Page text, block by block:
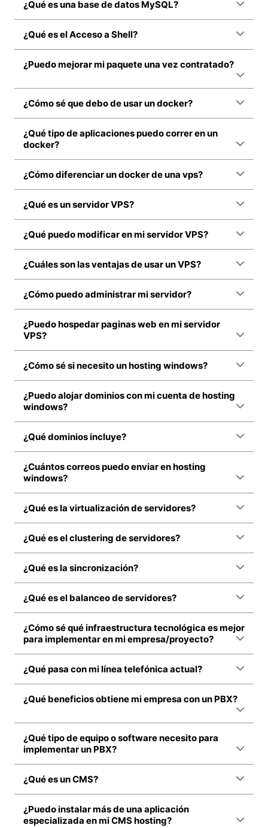
¿Qué es una base de datos MySQL?
¿Qué es el Acceso a Shell?
¿Puedo mejorar mi paquete una vez contratado?
¿Cómo sé que debo de usar un docker?
¿Qué tipo de aplicaciones puedo correr en un
docker?
¿Cómo diferenciar un docker de una vps?
¿Qué es un servidor VPS?
¿Qué puedo modificar en mi servidor VPS?
¿Cuáles son las ventajas de usar un VPS?
¿Cómo puedo administrar mi servidor?
¿Puedo hospedar paginas web en mi servidor
VPS?
¿Cómo sé si necesito un hosting windows?
¿Puedo alojar dominios con mi cuenta de hosting
windows?
¿Qué dominios incluye?
¿Cuántos correos puedo enviar en hosting
windows?
¿Qué es la virtualización de servidores?
¿Qué es el clustering de servidores?
¿Qué es la sincronización?
¿Qué es el balanceo de servidores?
¿Cómo sé qué infraestructura tecnológica es mejor
para implementar en mi empresa/proyecto?
¿Qué pasa con mi línea telefónica actual?
¿Qué beneficios obtiene mi empresa con un PBX?
¿Qué tipo de equipo o software necesito para
implementar un PBX?
¿Qué es un CMS?
¿Puedo instalar más de una aplicación
especializada en mi CMS hosting?